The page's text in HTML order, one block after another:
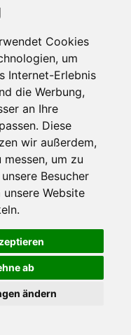
Cookies
um
Internet-Erlebnis
die Werbung,
an Ihre
Diese
wir außerdem,
messen, um zu
Besucher
Website
ab
ändern
us give you the best experience of
agreeing to it.